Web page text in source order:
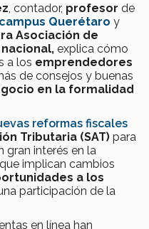
, contador, profesor de
Querétaro y
Asociación de
explica cómo
a los emprendedores
de consejos y buenas
en la formalidad
reformas fiscales
Tributaria (SAT) para
gran interés en la
implican cambios
a los
participación de la
en línea han